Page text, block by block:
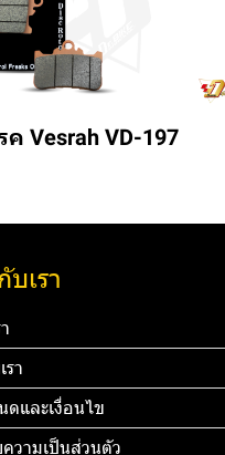
ค Vesrah VD-197
บเรา
รา
และเงื่อนไข
วามเป็นส่วนตัว